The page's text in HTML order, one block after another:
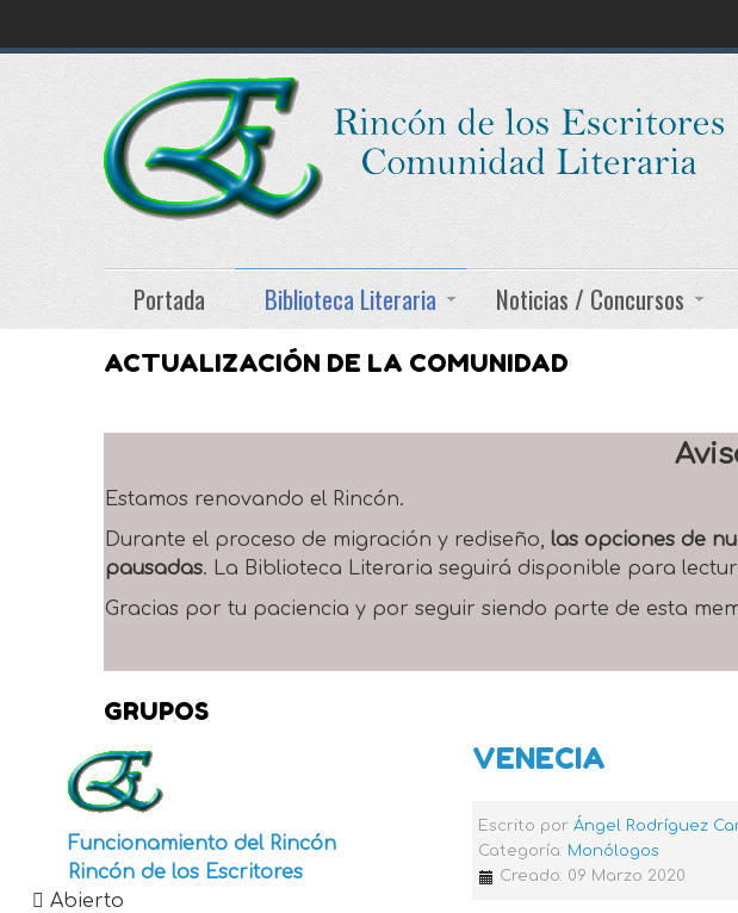
Portada Biblioteca Literaria Noticias / Concursos
ACTUALIZACIÓN DE LA COMUNIDAD
Estamos renovando el Rincón.
Durante el proceso de migración y rediseño, las opciones de
pausadas. La Biblioteca Literaria seguirá disponible para
Gracias por tu paciencia y por seguir siendo parte de esta
VENECIA
Escrito porÁngel Rodríguez
Categoría: Monólogos
Creado: 09 Marzo 2020
GRUPOS
Funcionamiento del Rincón
Rincón de los Escritores
Abierto